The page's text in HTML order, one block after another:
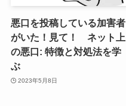
悪口を投稿している加害者
がいた！見て！ ネット上
の悪口: 特徴と対処法を学
ぶ
2023年5月8日